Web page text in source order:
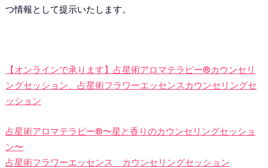
つ情報として提示いたします。
【オンラインで承ります】占星術アロマテラピー®️カウンセリ
ングセッション、占星術フラワーエッセンスカウンセリングセ
ッション
占星術アロマテラピー®︎〜星と香りのカウンセリングセッショ
ン〜
占星術フラワーエッセンス カウンセリングセッション